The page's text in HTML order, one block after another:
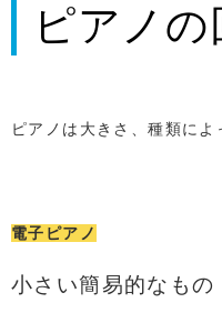
ピアノの
ピアノは大きさ、種類によ
電子ピアノ
小さい簡易的なもの